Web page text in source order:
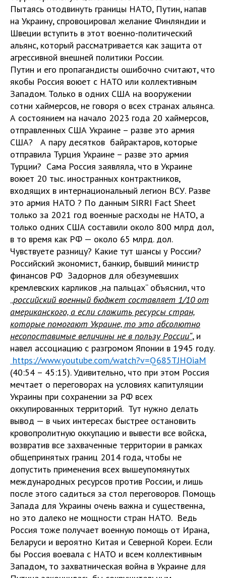
Пытаясь отодвинуть границы НАТО, Путин, напав
на Украину, спровоцировал желание Финляндии и
Швеции вступить в этот военно-политический
альянс, который рассматривается как защита от
агрессивной внешней политики России.
Путин и его пропагандисты ошибочно считают, что
якобы Россия воюет с НАТО или коллективным
Западом. Только в одних США на вооружении
сотни хаймерсов, не говоря о всех странах альянса.
А состоянием на начало 2023 года 20 хаймерсов,
отправленных США Украине – разве это армия
США? А пару десятков байрактаров, которые
отправила Турция Украине – разве это армия
Турции? Сама Россия заявляла, что в Украине
воюет 20 тыс. иностранных контрактников,
входящих в интернациональный легион ВСУ. Разве
это армия НАТО ? По данным SIRRI Fact Sheet
только за 2021 год военные расходы не НАТО, а
только одних США составили около 800 млрд дол,
в то время как РФ — около 65 млрд. дол.
Чувствуете разницу? Какие тут шансы у России?
Российский экономист, банкир, бывший министр
финансов РФ Задорнов для обезумевших
кремлевских карликов „на пальцах“ объяснил, что
„российский военный бюджет составляет 1/10 от
американского, а если сложить ресурсы стран,
которые помогают Украине, то это абсолютно
несопоставимые величины не в пользу России“, и
навел ассоциацию с разгромом Японии в 1945 году.
https://www.youtube.com/watch?v=Q685TJHOiaM
(40:54 – 45:15). Удивительно, что при этом Россия
мечтает о переговорах на условиях капитуляции
Украины при сохранении за РФ всех
оккупированных территорий. Тут нужно делать
вывод — в чьих интересах быстрее остановить
кровопролитную оккупацию и вывести все войска,
возвратив все захваченные территории в рамках
общепринятых границ 2014 года, чтобы не
допустить применения всех вышеупомянутых
международных ресурсов против России, и лишь
после этого садиться за стол переговоров. Помощь
Запада для Украины очень важна и существенна,
но это далеко не мощности стран НАТО. Ведь
Россия тоже получает военную помощь от Ирана,
Беларуси и вероятно Китая и Северной Кореи. Если
бы Россия воевала с НАТО и всем коллективным
Западом, то захватническая война в Украине для